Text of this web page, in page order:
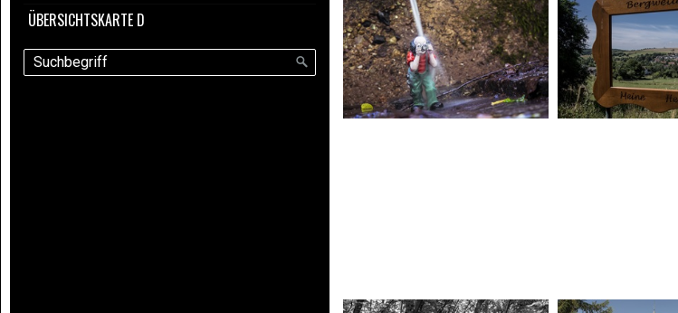
ÜBERSICHTSKARTE D